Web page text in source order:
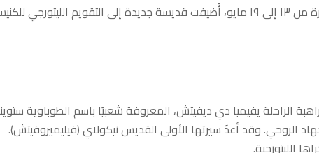
بقرار من مجمع الأساقفة الصرب، الذي انعقد في بلغراد في الفترة من ١٣ إلى ١٩ مايو، أُضيفت قديسة جديدة إلى التقويم الليتورجي
الراحلة يفيميا دي ديفيتش، المعروفة شعبيًا باسم الطوباوية
مثالًا للفضيلة والجهاد الروحي. وقد أعدّ سيرتها الأولى القديس نيكولاي (فيليميروفيتش).